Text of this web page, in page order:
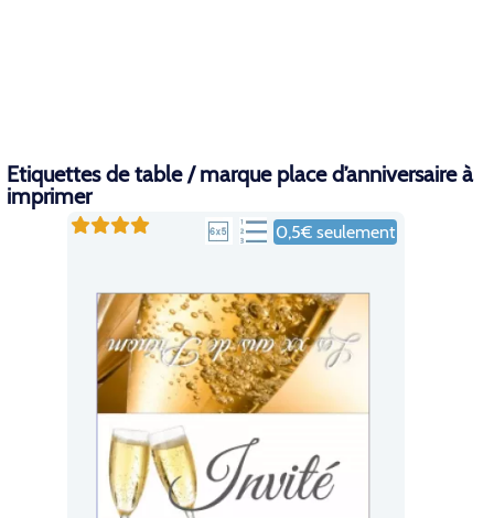
Etiquettes de table / marque place d’anniversaire à
imprimer
0,5€ seulement